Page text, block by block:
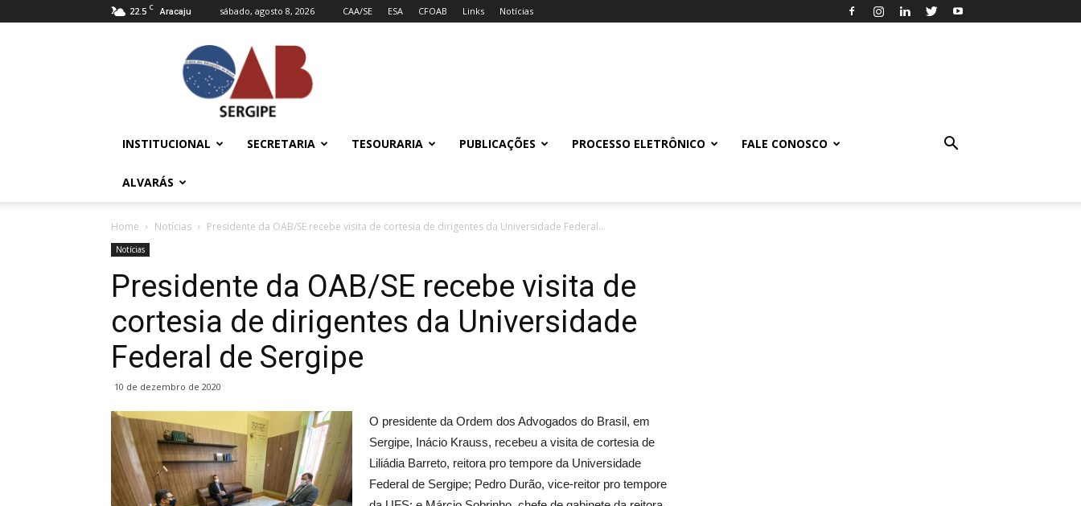
22.5 C Aracaju sábado, agosto 8, 2026 CAA/SE ESA CFOAB Links Notícias
OAB/SE
Ordem
do
INSTITUCIONAL SECRETARIA TESOURARIA PUBLICAÇÕES PROCESSO ELETRÔNICO FALE CONOSCO
ALVARÁS
Home Notícias Presidente da OAB/SE recebe visita de cortesia de dirigentes da Universidade Federal...
Notícias
Presidente da OAB/SE recebe visita de
cortesia de dirigentes da Universidade
Federal de Sergipe
10 de dezembro de 2020
O presidente da Ordem dos Advogados do Brasil, em
Sergipe, Inácio Krauss, recebeu a visita de cortesia de
Liliádia Barreto, reitora pro tempore da Universidade
Federal de Sergipe; Pedro Durão, vice-reitor pro tempore